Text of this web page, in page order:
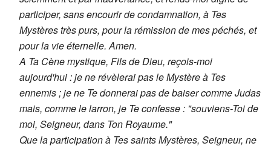
participer, sans encourir de condamnation, à Tes
Mystères très purs, pour la rémission de mes péchés, et
pour la vie éternelle. Amen.
A Ta Cène mystique, Fils de Dieu, reçois-moi
aujourd'hui : je ne révèlerai pas le Mystère à Tes
ennemis ; je ne Te donnerai pas de baiser comme Judas
mais, comme le larron, je Te confesse : "souviens-Toi de
moi, Seigneur, dans Ton Royaume."
Que la participation à Tes saints Mystères, Seigneur, ne